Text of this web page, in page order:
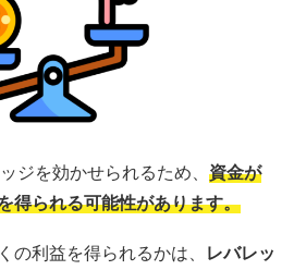
ジを効かせられるため、 資金が
得られる可能性があります。
の利益を得られるかは、 レバレッ